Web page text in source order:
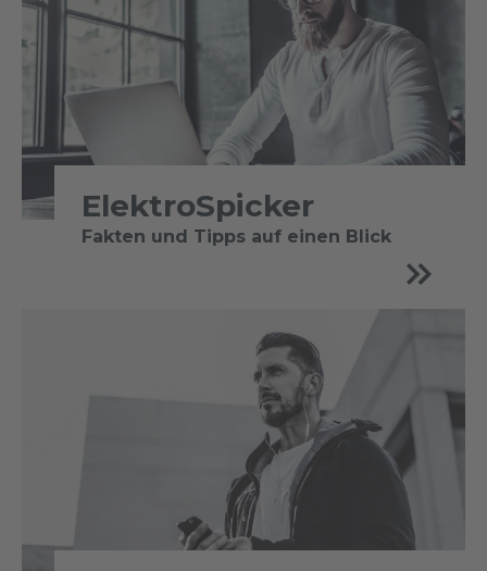
ElektroSpicker
Fakten und Tipps auf einen Blick